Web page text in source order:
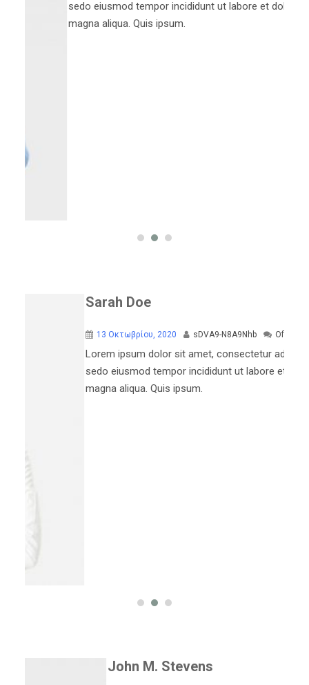
sedo eiusmod tempor incididunt ut labore et dolore
magna aliqua. Quis ipsum.
Sarah Doe
13 Οκτωβρίου, 2020 sDVA9-N8A9Nhb Off
Lorem ipsum dolor sit amet, consectetur adipiscing elit,
sedo eiusmod tempor incididunt ut labore et dolore
magna aliqua. Quis ipsum.
John M. Stevens